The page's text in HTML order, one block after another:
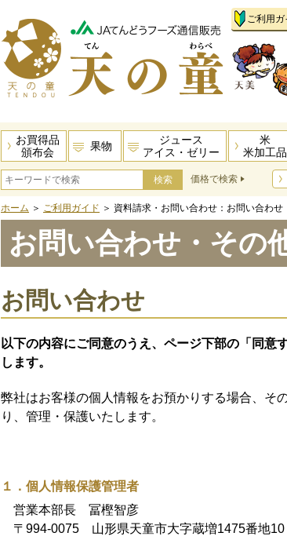
ご利用ガ
お買得品
頒布会
果物
ジュース
アイス・ゼリー
米
米加工品
価格で検索
ホーム ＞ ご利用ガイド ＞ 資料請求・お問い合わせ：お問い合わせ
お問い合わせ・その
お問い合わせ
以下の内容にご同意のうえ、ページ下部の「同意
します。
弊社はお客様の個人情報をお預かりする場合、そ
り、管理・保護いたします。
１．個人情報保護管理者
営業本部長 冨樫智彦
〒994-0075 山形県天童市大字蔵増1475番地10